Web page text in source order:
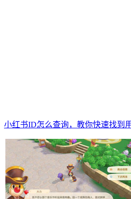
小红书ID怎么查询，教你快速找到